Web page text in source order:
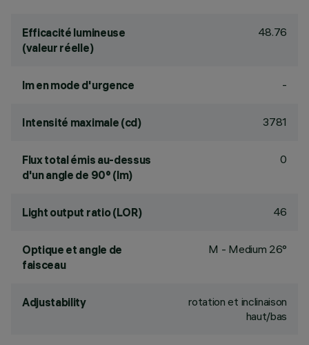
Efficacité lumineuse
(valeur réelle)
48.76
lm en mode d'urgence -
Intensité maximale (cd) 3781
Flux total émis au-dessus
d'un angle de 90° (lm)
0
Light output ratio (LOR) 46
Optique et angle de
faisceau
M - Medium 26°
Adjustability
rotation et inclinaison
haut/bas